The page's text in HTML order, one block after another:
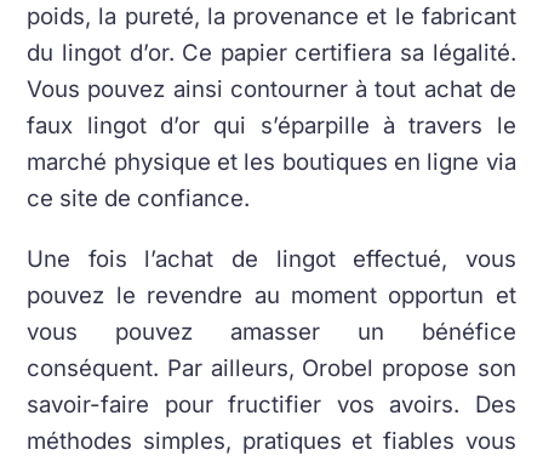
poids, la pureté, la provenance et le fabricant
du lingot d’or. Ce papier certifiera sa légalité.
Vous pouvez ainsi contourner à tout achat de
faux lingot d’or qui s’éparpille à travers le
marché physique et les boutiques en ligne via
ce site de confiance.
Une fois l’achat de lingot effectué, vous
pouvez le revendre au moment opportun et
vous pouvez amasser un bénéfice
conséquent. Par ailleurs, Orobel propose son
savoir-faire pour fructifier vos avoirs. Des
méthodes simples, pratiques et fiables vous